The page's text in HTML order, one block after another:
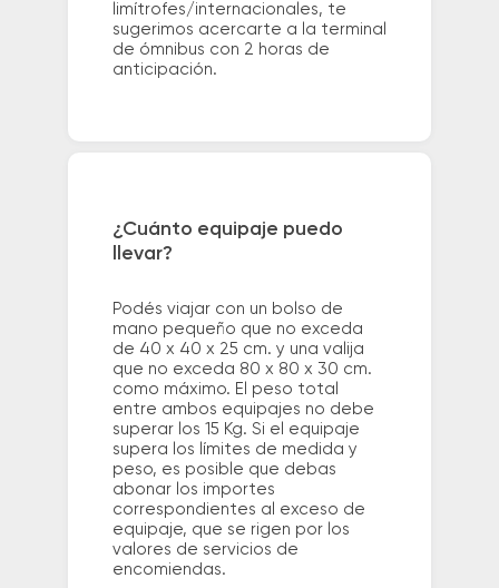
limítrofes/internacionales, te
sugerimos acercarte a la terminal
de ómnibus con 2 horas de
anticipación.
¿Cuánto equipaje puedo
llevar?
Podés viajar con un bolso de
mano pequeño que no exceda
de 40 x 40 x 25 cm. y una valija
que no exceda 80 x 80 x 30 cm.
como máximo. El peso total
entre ambos equipajes no debe
superar los 15 Kg. Si el equipaje
supera los límites de medida y
peso, es posible que debas
abonar los importes
correspondientes al exceso de
equipaje, que se rigen por los
valores de servicios de
encomiendas.